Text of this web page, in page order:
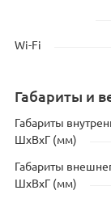
Wi-Fi
Габариты и
Габариты
ШхВхГ (мм)
Габариты
ШхВхГ (мм)